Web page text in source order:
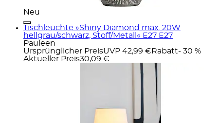
Neu
Tischleuchte »Shiny Diamond max. 20W
hellgrau/schwarz, Stoff/Metall« E27 E27
Pauleen
Ursprünglicher PreisUVP 42,99 € Rabatt- 30 %
Aktueller Preis30,09 €